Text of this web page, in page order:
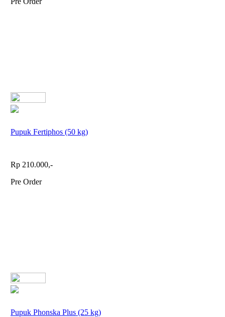
Pupuk Fertiphos (50 kg)
Rp 210.000,-
Pre Order
Pupuk Phonska Plus (25 kg)